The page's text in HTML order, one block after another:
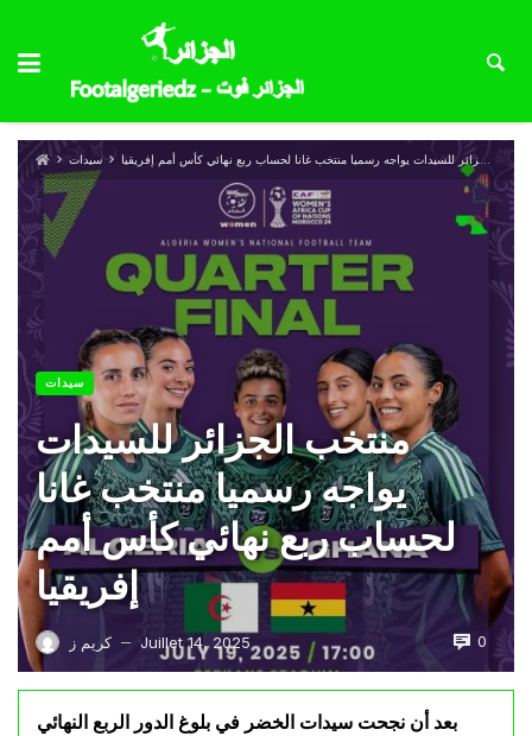
سيدات منتخب الجزائر للسيدات يواجه رسميا منتخب غانا لحساب ربع نهائي كأس أمم إفريقيا
سيدات
منتخب الجزائر للسيدات
يواجه رسميا منتخب غانا
لحساب ربع نهائي كأس أمم
إفريقيا
كريم ز — Juillet 14, 2025 0
بعد أن نجحت سيدات الخضر في بلوغ الدور الربع النهائي